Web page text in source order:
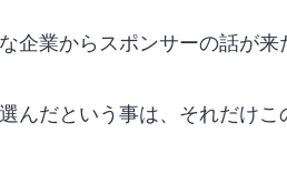
企業からスポンサーの話が来
んだという事は、それだけこ